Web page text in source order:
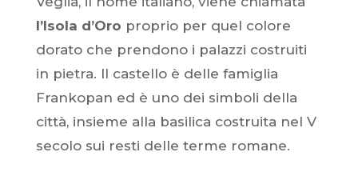
l’Isola d’Oro proprio per quel colore
dorato che prendono i palazzi costruiti
in pietra. Il castello è delle famiglia
Frankopan ed è uno dei simboli della
città, insieme alla basilica costruita nel V
secolo sui resti delle terme romane.